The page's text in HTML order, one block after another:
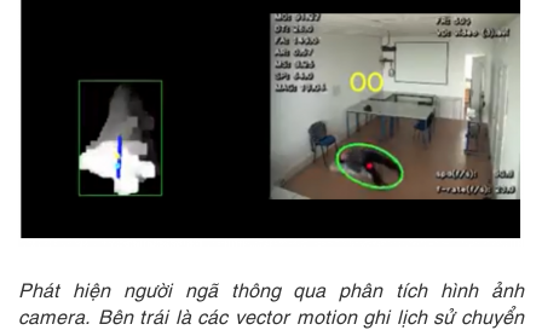
Phát hiện người ngã thông qua phân tích hình ảnh
camera. Bên trái là các vector motion ghi lịch sử chuyển